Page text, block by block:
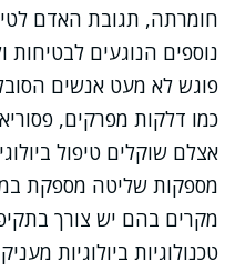
חומרתה, תגובת האדם
נוספים הנוגעים לבטיחות
פוגש לא מעט אנשים
כמו דלקות מפרקים,
אצלם שוקלים טיפול
מספקות שליטה מספקת
מקרים בהם יש צורך
טכנולוגיות ביולוגיות